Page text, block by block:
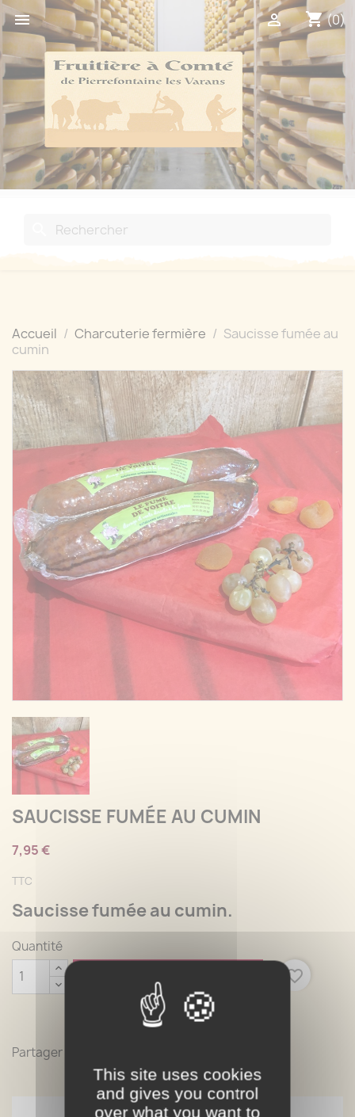
 shopping_cart(0)

Accueil Charcuterie fermière
Saucisse fumée au
cumin
SAUCISSE FUMÉE AU CUMIN
7,95 €
TTC
Saucisse fumée au cumin.
Quantité
favorite_border
Partager
This site uses cookies
and gives you control
over what you want to